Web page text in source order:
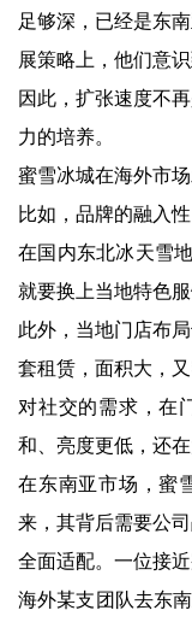
足够深，已经是东
展策略上，他们意识
因此，扩张速度不
力的培养。
蜜雪冰城在海外市
比如，品牌的融入
在国内东北冰天雪
就要换上当地特色服
此外，当地门店布
套租赁，面积大，
对社交的需求，在
和、亮度更低，还
在东南亚市场，蜜
来，其背后需要公
全面适配。一位接
海外某支团队去东